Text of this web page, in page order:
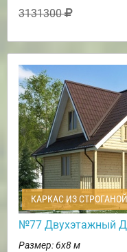
3131300
КАРКАС ИЗ
№77 Двухэтажный
Размер: 6х8 м